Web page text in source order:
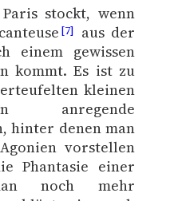
stockt, wenn
[7]
aus der
einem gewissen
kommt. Es ist zu
kleinen
anregende
hinter denen man
vorstellen
Phantasie einer
noch mehr